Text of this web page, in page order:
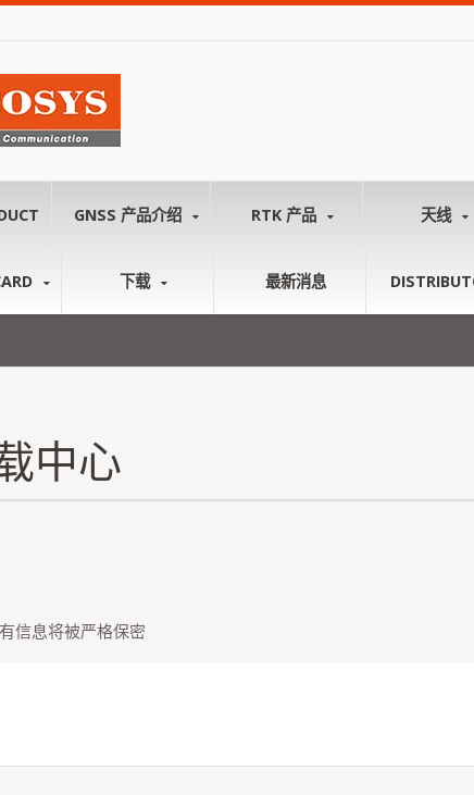
GNSS 产品介绍 RTK 产品 天线
下载 最新消息
中心
信息将被严格保密